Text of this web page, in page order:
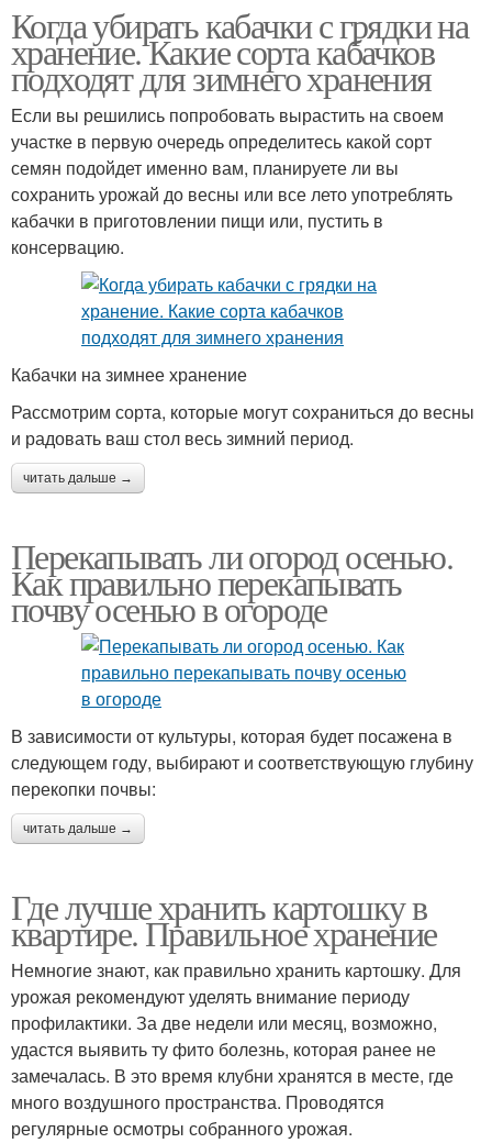
Когда убирать кабачки с грядки на
хранение. Какие сорта кабачков
подходят для зимнего хранения
Если вы решились попробовать вырастить на своем
участке в первую очередь определитесь какой сорт
семян подойдет именно вам, планируете ли вы
сохранить урожай до весны или все лето употреблять
кабачки в приготовлении пищи или, пустить в
консервацию.
Кабачки на зимнее хранение
Рассмотрим сорта, которые могут сохраниться до весны
и радовать ваш стол весь зимний период.
читать дальше →
Перекапывать ли огород осенью.
Как правильно перекапывать
почву осенью в огороде
В зависимости от культуры, которая будет посажена в
следующем году, выбирают и соответствующую глубину
перекопки почвы:
читать дальше →
Где лучше хранить картошку в
квартире. Правильное хранение
Немногие знают, как правильно хранить картошку. Для
урожая рекомендуют уделять внимание периоду
профилактики. За две недели или месяц, возможно,
удастся выявить ту фито болезнь, которая ранее не
замечалась. В это время клубни хранятся в месте, где
много воздушного пространства. Проводятся
регулярные осмотры собранного урожая.